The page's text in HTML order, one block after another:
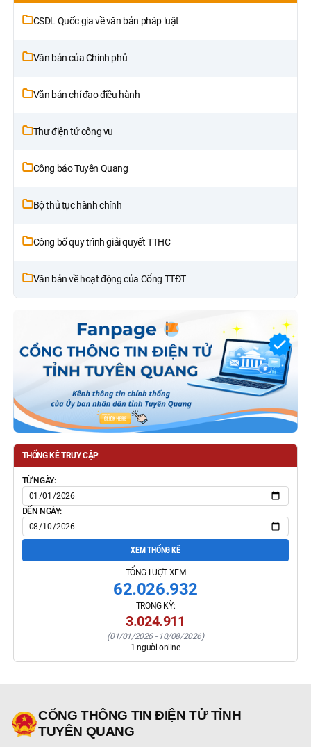
CSDL Quốc gia về văn bản pháp luật
Văn bản của Chính phủ
Văn bản chỉ đạo điều hành
Thư điện tử công vụ
Công báo Tuyên Quang
Bộ thủ tục hành chính
Công bố quy trình giải quyết TTHC
Văn bản về hoạt động của Cổng TTĐT
THỐNG KÊ TRUY CẬP
TỪ NGÀY:
ĐẾN NGÀY:
XEM THỐNG KÊ
TỔNG LƯỢT XEM
62.026.932
TRONG KỲ:
3.024.911
(01/01/2026 - 10/08/2026)
1 người online
CỔNG THÔNG TIN ĐIỆN TỬ TỈNH
TUYÊN QUANG